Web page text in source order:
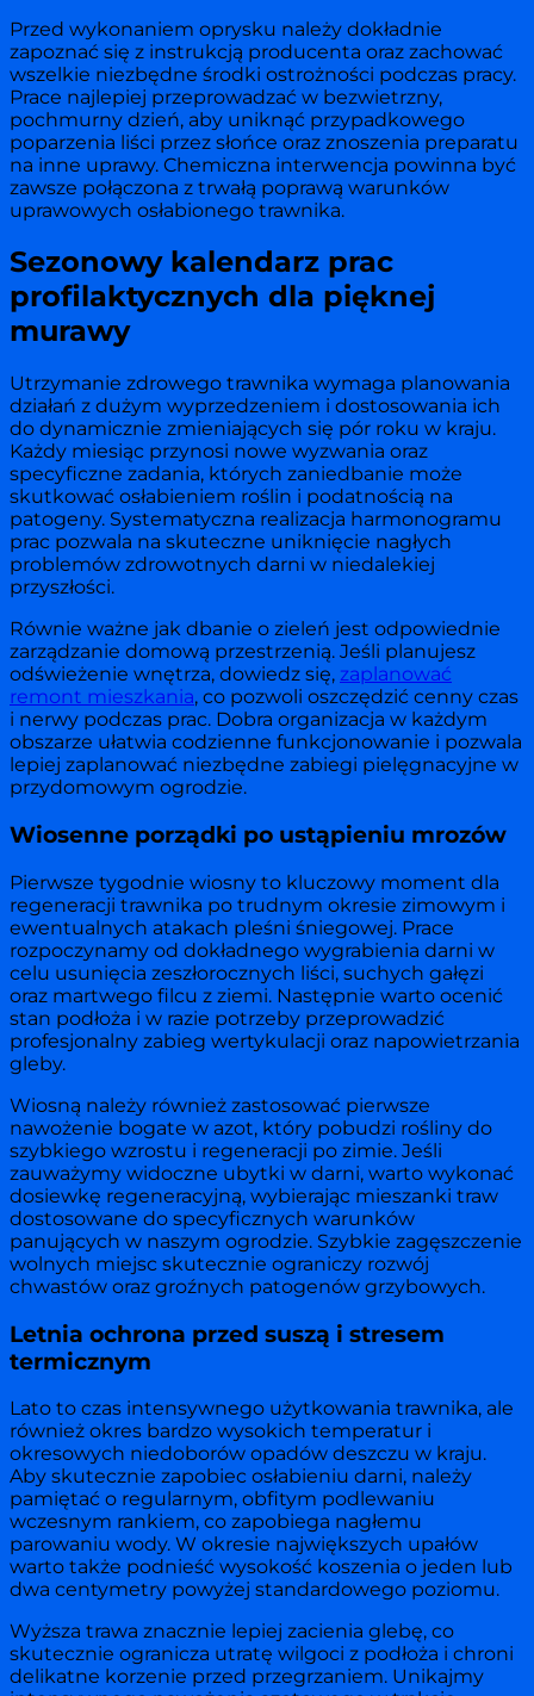
Przed wykonaniem oprysku należy dokładnie
zapoznać się z instrukcją producenta oraz zachować
wszelkie niezbędne środki ostrożności podczas pracy.
Prace najlepiej przeprowadzać w bezwietrzny,
pochmurny dzień, aby uniknąć przypadkowego
poparzenia liści przez słońce oraz znoszenia preparatu
na inne uprawy. Chemiczna interwencja powinna być
zawsze połączona z trwałą poprawą warunków
uprawowych osłabionego trawnika.
Sezonowy kalendarz prac
profilaktycznych dla pięknej
murawy
Utrzymanie zdrowego trawnika wymaga planowania
działań z dużym wyprzedzeniem i dostosowania ich
do dynamicznie zmieniających się pór roku w kraju.
Każdy miesiąc przynosi nowe wyzwania oraz
specyficzne zadania, których zaniedbanie może
skutkować osłabieniem roślin i podatnością na
patogeny. Systematyczna realizacja harmonogramu
prac pozwala na skuteczne uniknięcie nagłych
problemów zdrowotnych darni w niedalekiej
przyszłości.
Równie ważne jak dbanie o zieleń jest odpowiednie
zarządzanie domową przestrzenią. Jeśli planujesz
odświeżenie wnętrza, dowiedz się, zaplanować
remont mieszkania, co pozwoli oszczędzić cenny czas
i nerwy podczas prac. Dobra organizacja w każdym
obszarze ułatwia codzienne funkcjonowanie i pozwala
lepiej zaplanować niezbędne zabiegi pielęgnacyjne w
przydomowym ogrodzie.
Wiosenne porządki po ustąpieniu mrozów
Pierwsze tygodnie wiosny to kluczowy moment dla
regeneracji trawnika po trudnym okresie zimowym i
ewentualnych atakach pleśni śniegowej. Prace
rozpoczynamy od dokładnego wygrabienia darni w
celu usunięcia zeszłorocznych liści, suchych gałęzi
oraz martwego filcu z ziemi. Następnie warto ocenić
stan podłoża i w razie potrzeby przeprowadzić
profesjonalny zabieg wertykulacji oraz napowietrzania
gleby.
Wiosną należy również zastosować pierwsze
nawożenie bogate w azot, który pobudzi rośliny do
szybkiego wzrostu i regeneracji po zimie. Jeśli
zauważymy widoczne ubytki w darni, warto wykonać
dosiewkę regeneracyjną, wybierając mieszanki traw
dostosowane do specyficznych warunków
panujących w naszym ogrodzie. Szybkie zagęszczenie
wolnych miejsc skutecznie ograniczy rozwój
chwastów oraz groźnych patogenów grzybowych.
Letnia ochrona przed suszą i stresem
termicznym
Lato to czas intensywnego użytkowania trawnika, ale
również okres bardzo wysokich temperatur i
okresowych niedoborów opadów deszczu w kraju.
Aby skutecznie zapobiec osłabieniu darni, należy
pamiętać o regularnym, obfitym podlewaniu
wczesnym rankiem, co zapobiega nagłemu
parowaniu wody. W okresie największych upałów
warto także podnieść wysokość koszenia o jeden lub
dwa centymetry powyżej standardowego poziomu.
Wyższa trawa znacznie lepiej zacienia glebę, co
skutecznie ogranicza utratę wilgoci z podłoża i chroni
delikatne korzenie przed przegrzaniem. Unikajmy